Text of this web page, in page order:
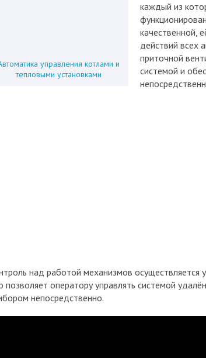
управления котлами и
тепловыми установками
каждый из
качественной,
действий всех
приточной
системой и
над работой механизмов осуществляется
позволяет оператору управлять системой
непосредственно.